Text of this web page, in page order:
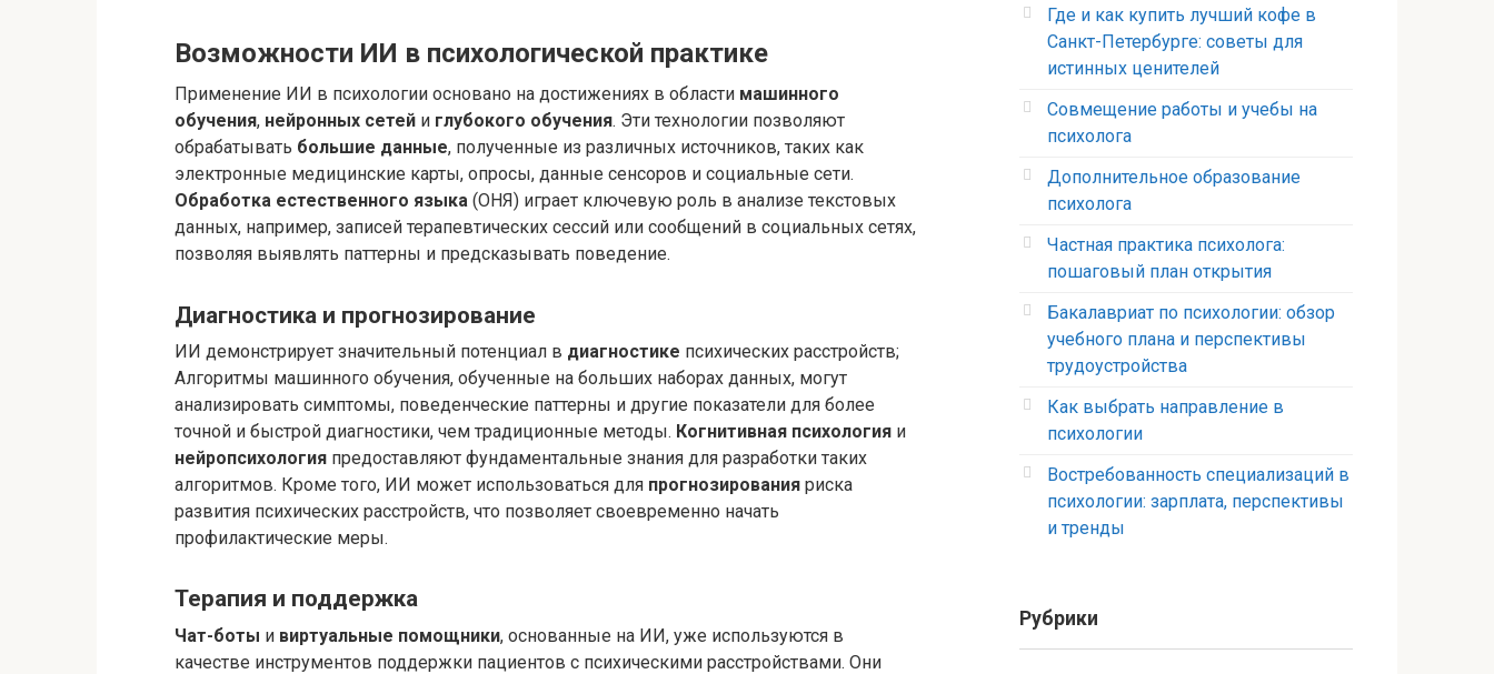
Возможности ИИ в психологической практике
Применение ИИ в психологии основано на достижениях в области машинного
обучения, нейронных сетей и глубокого обучения. Эти технологии позволяют
обрабатывать большие данные, полученные из различных источников, таких как
электронные медицинские карты, опросы, данные сенсоров и социальные сети.
Обработка естественного языка (ОНЯ) играет ключевую роль в анализе текстовых
данных, например, записей терапевтических сессий или сообщений в социальных сетях,
позволяя выявлять паттерны и предсказывать поведение.
Диагностика и прогнозирование
ИИ демонстрирует значительный потенциал в диагностике психических расстройств;
Алгоритмы машинного обучения, обученные на больших наборах данных, могут
анализировать симптомы, поведенческие паттерны и другие показатели для более
точной и быстрой диагностики, чем традиционные методы. Когнитивная психология и
нейропсихология предоставляют фундаментальные знания для разработки таких
алгоритмов. Кроме того, ИИ может использоваться для прогнозирования риска
развития психических расстройств, что позволяет своевременно начать
профилактические меры.
Терапия и поддержка
Чат-боты и виртуальные помощники, основанные на ИИ, уже используются в
качестве инструментов поддержки пациентов с психическими расстройствами. Они
Где и как купить лучший кофе в
Санкт-Петербурге: советы для
истинных ценителей
Совмещение работы и учебы на
психолога
Дополнительное образование
психолога
Частная практика психолога:
пошаговый план открытия
Бакалавриат по психологии: обзор
учебного плана и перспективы
трудоустройства
Как выбрать направление в
психологии
Востребованность специализаций в
психологии: зарплата, перспективы
и тренды
Рубрики